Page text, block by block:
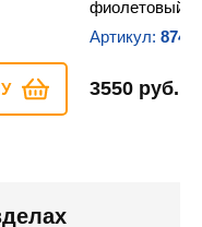
фиолетовый
Артикул:
3550 руб.